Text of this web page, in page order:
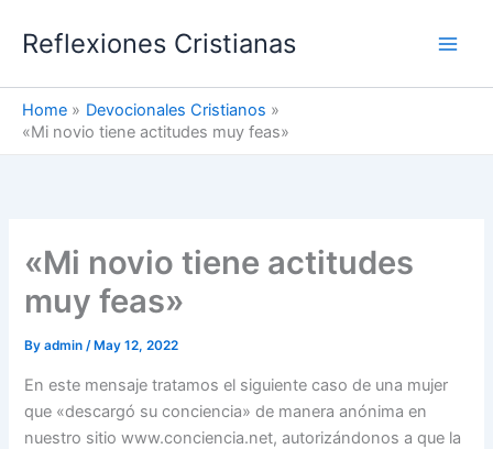
Reflexiones Cristianas
Home
Devocionales Cristianos
«Mi novio tiene actitudes muy feas»
«Mi novio tiene actitudes
muy feas»
Byadmin/ May 12, 2022
En este mensaje tratamos el siguiente caso de una mujer
que «descargó su conciencia» de manera anónima en
nuestro sitio www.conciencia.net, autorizándonos a que la